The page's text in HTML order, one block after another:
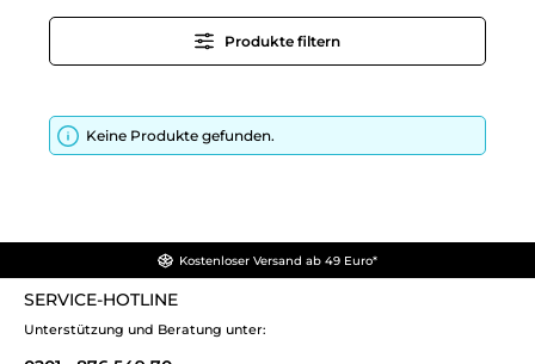
Produkte filtern
Keine Produkte gefunden.
Kostenloser Versand ab 49 Euro*
SERVICE-HOTLINE
Unterstützung und Beratung unter: